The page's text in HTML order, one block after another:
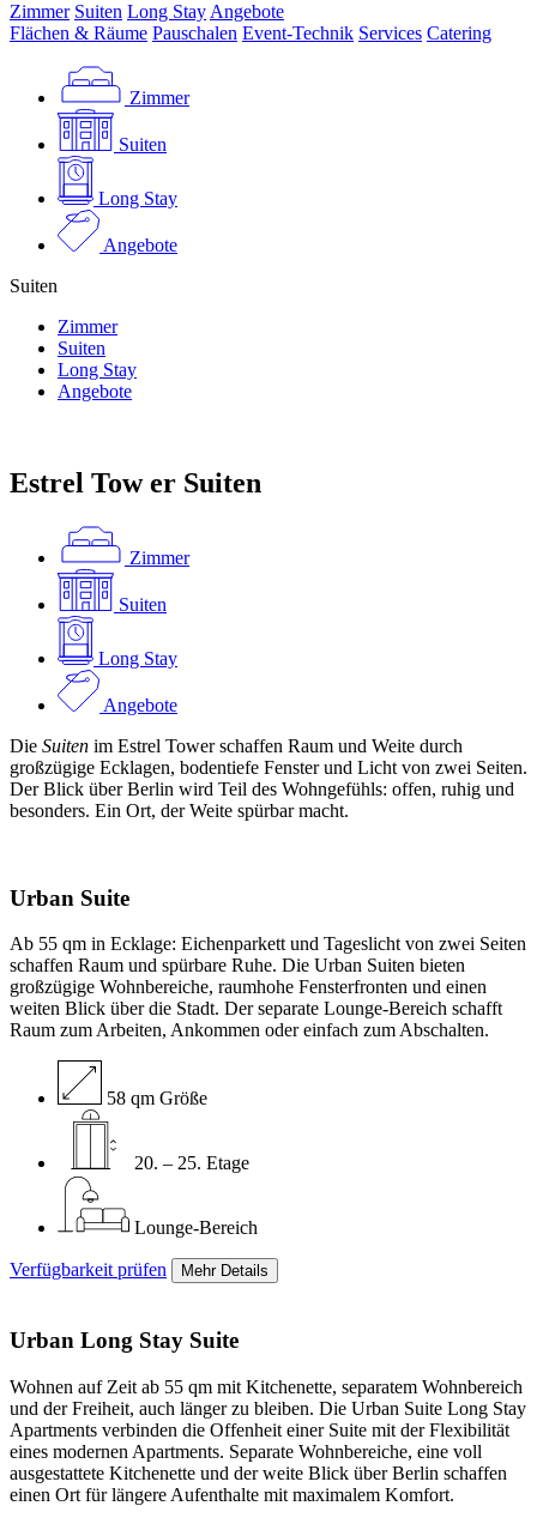
Zimmer Suiten Long Stay Angebote
Flächen & Räume Pauschalen Event-Technik Services Catering
Zimmer
Suiten
Long Stay
Angebote
Suiten
Zimmer
Suiten
Long Stay
Angebote
Estrel Tow er Suiten
Zimmer
Suiten
Long Stay
Angebote
Die Suiten im Estrel Tower schaffen Raum und Weite durch
großzügige Ecklagen, bodentiefe Fenster und Licht von zwei Seiten.
Der Blick über Berlin wird Teil des Wohngefühls: offen, ruhig und
besonders. Ein Ort, der Weite spürbar macht.
Urban Suite
Ab 55 qm in Ecklage: Eichenparkett und Tageslicht von zwei Seiten
schaffen Raum und spürbare Ruhe. Die Urban Suiten bieten
großzügige Wohnbereiche, raumhohe Fensterfronten und einen
weiten Blick über die Stadt. Der separate Lounge-Bereich schafft
Raum zum Arbeiten, Ankommen oder einfach zum Abschalten.
58 qm Größe
20. – 25. Etage
Lounge-Bereich
Verfügbarkeit prüfen Mehr Details
Urban Long Stay Suite
Wohnen auf Zeit ab 55 qm mit Kitchenette, separatem Wohnbereich
und der Freiheit, auch länger zu bleiben. Die Urban Suite Long Stay
Apartments verbinden die Offenheit einer Suite mit der Flexibilität
eines modernen Apartments. Separate Wohnbereiche, eine voll
ausgestattete Kitchenette und der weite Blick über Berlin schaffen
einen Ort für längere Aufenthalte mit maximalem Komfort.